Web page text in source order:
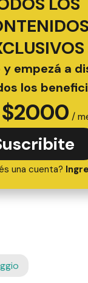
empezá a
los
$2000 /
una cuenta?